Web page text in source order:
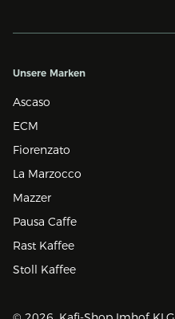
Unsere Marken
Ascaso
ECM
Fiorenzato
La Marzocco
Mazzer
Pausa Caffe
Rast Kaffee
Stoll Kaffee